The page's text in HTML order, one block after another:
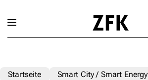
Startseite Smart City / Smart Energy